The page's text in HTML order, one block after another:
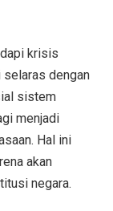
krisis
dengan
sistem
menjadi
Hal ini
akan
negara.